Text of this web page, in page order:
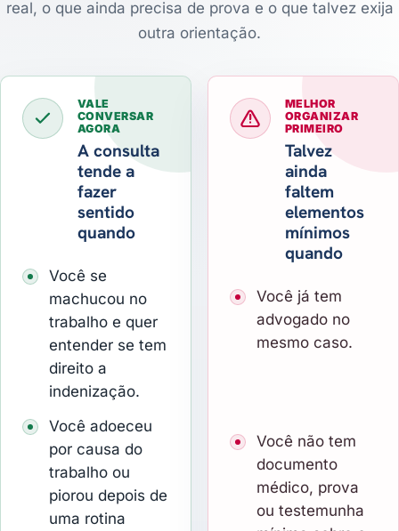
real, o que ainda precisa de prova e o que talvez exija
outra orientação.
VALE
CONVERSAR
AGORA
A consulta
tende a
fazer
sentido
quando
Você se
machucou no
trabalho e quer
entender se tem
direito a
indenização.
Você adoeceu
por causa do
trabalho ou
piorou depois de
uma rotina
MELHOR
ORGANIZAR
PRIMEIRO
Talvez
ainda
faltem
elementos
mínimos
quando
Você já tem
advogado no
mesmo caso.
Você não tem
documento
médico, prova
ou testemunha